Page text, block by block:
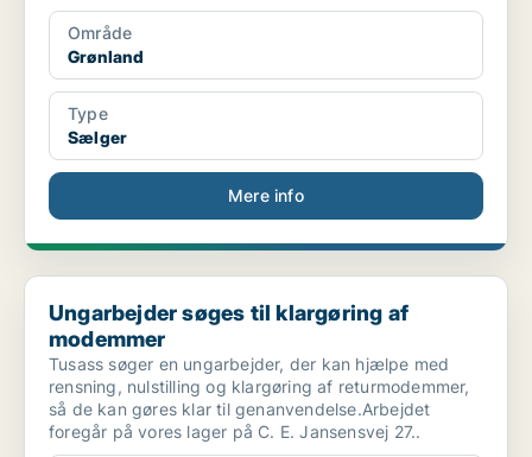
Område
Grønland
Type
Sælger
Mere info
Ungarbejder søges til klargøring af modemmer
Ungarbejder søges til klargøring af
modemmer
Tusass søger en ungarbejder, der kan hjælpe med
rensning, nulstilling og klargøring af returmodemmer,
så de kan gøres klar til genanvendelse.Arbejdet
foregår på vores lager på C. E. Jansensvej 27..